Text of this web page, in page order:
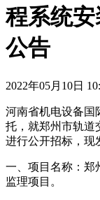
程系统
公告
2022年05月10日
河南省机电设备国
托，就郑州市轨道
进行公开招标，现
一、项目名称：郑
监理项目。